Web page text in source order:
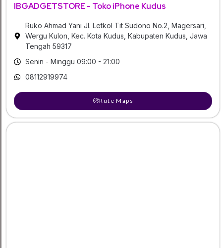
IBGADGETSTORE - Toko iPhone Kudus
Ruko Ahmad Yani Jl. Letkol Tit Sudono No.2, Magersari,
Wergu Kulon, Kec. Kota Kudus, Kabupaten Kudus, Jawa
Tengah 59317
Senin - Minggu 09:00 - 21:00
08112919974
Rute Maps